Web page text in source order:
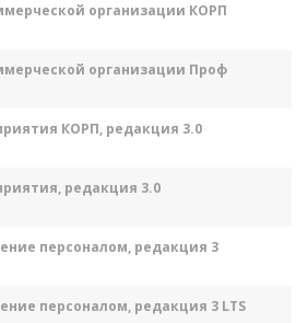
организации КОРП
организации Проф
КОРП, редакция 3.0
редакция 3.0
персоналом, редакция 3
персоналом, редакция 3 LTS